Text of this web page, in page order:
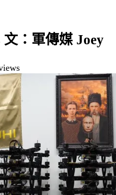
：軍傳媒 Joey